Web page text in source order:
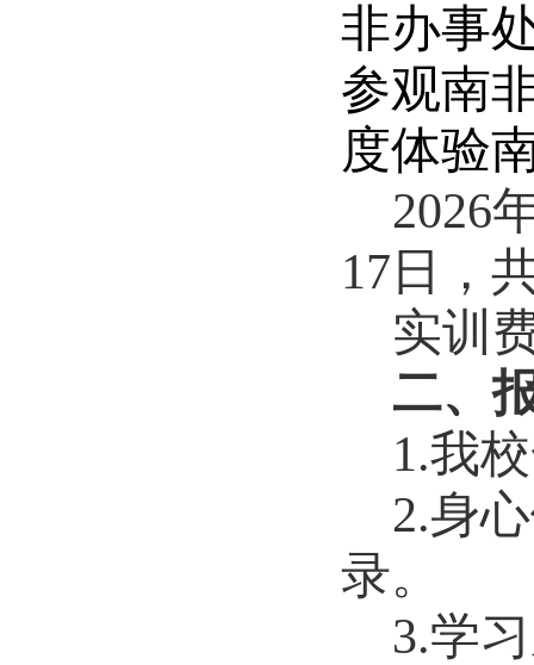
非办事
参观南
度体验
2026
17 日，
实训
二、
1.我
2.身
录。
3.学